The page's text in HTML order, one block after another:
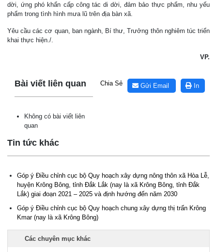
dời, ứng phó khẩn cấp công tác di dời, đảm bảo thực phẩm, nhu yếu
phẩm trong tình hình mưa lũ trên địa bàn xã.
Yêu cầu các cơ quan, ban ngành, Bí thư, Trưởng thôn nghiêm túc triển
khai thực hiện./.
VP.
In
Gửi Email
Chia Sẻ
Bài viết liên quan
Không có bài viết liên
quan
Tin tức khác
Góp ý Điều chỉnh cục bộ Quy hoạch xây dựng nông thôn xã Hòa Lễ,
huyện Krông Bông, tỉnh Đắk Lắk (nay là xã Krông Bông, tỉnh Đắk
Lắk) giai đoạn 2021 – 2025 và định hướng đến năm 2030
Góp ý Điều chỉnh cục bộ Quy hoạch chung xây dựng thị trấn Krông
Kmar (nay là xã Krông Bông)
Các chuyên mục khác
Lịch tiếp công dân định kỳ của Chủ tịch Ủy ban nhân dân xã
(30/07/2026, 20:33)
Lịch tiếp công dân định kỳ của Thường trực HĐND xã tháng
08 năm 2026
Uỷ ban nhân dân xã Krông Bông Thông báo lịch Tiếp công
dân định kỳ tháng 07 năm 2026 của Chủ tịch UBND xã
phạm hành chính bị tịch thu sung công quỹ Nhà nước